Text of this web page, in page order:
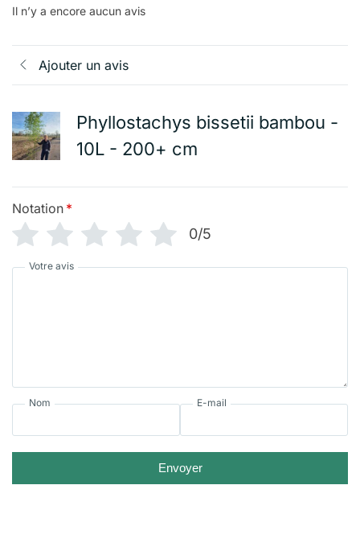
Il n’y a encore aucun avis
Ajouter un avis
Phyllostachys bissetii bambou -
10L - 200+ cm
Notation *
0/5
Votre avis
Nom E-mail
Envoyer